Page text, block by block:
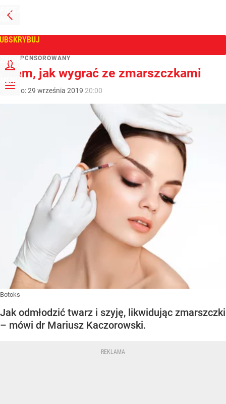
PRZEJDŹ
NA
GŁÓWNĄ
ZALOGUJ
MENU
Tygodnik Wprost
ART. SPONSOROWANY
Wiem, jak wygrać ze zmarszczkami
Dodano:29 września 2019 20:00
Botoks
Jak odmłodzić twarz i szyję, likwidując zmarszczki
– mówi dr Mariusz Kaczorowski.